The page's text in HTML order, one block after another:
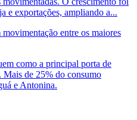
e exportações, ampliando a...
entre os maiores
como a principal porta de
Mais de 25% do consumo
e Antonina.